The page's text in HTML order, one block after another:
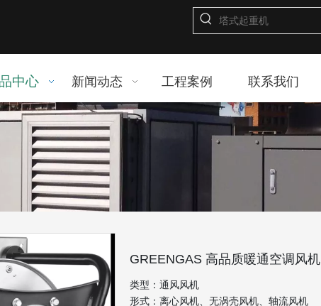
中心 新闻动态 工程案例 联系我们
GREENGAS 高品质暖通空调风机
类型：通风风机
形式：离心风机、无涡壳风机、轴流风机